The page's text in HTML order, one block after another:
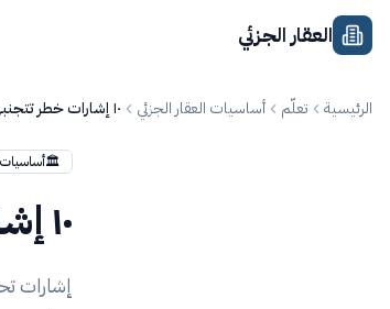
تجاوز إلى المحتوى
العقار الجزئي
الرئيسية تعلّم أساسيات العقار الجزئي ١٠ إشارات خطر تتجنبها قبل الاستثمار
🏛️أساسيات
١٠ إشارات خطر تتجنبها قبل الاستثمار
إشارات